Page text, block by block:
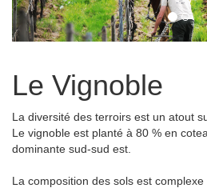
Le Vignoble
La diversité des terroirs est un atout
Le vignoble est planté à 80 % en
dominante sud-sud est.
La composition des sols est